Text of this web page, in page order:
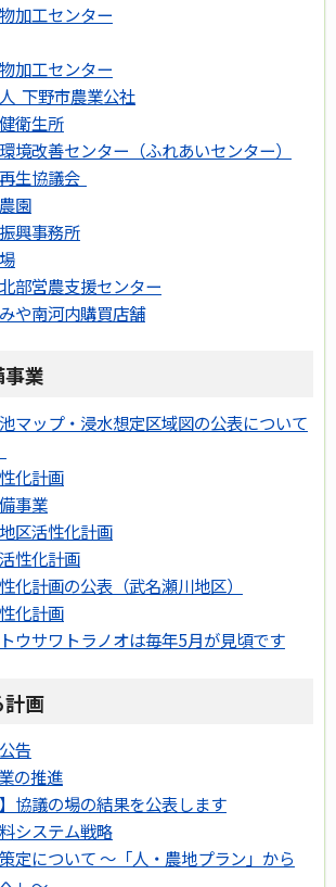
加工センター
加工センター
下野市農業公社
衛生所
境改善センター（ふれあいセンター）
生協議会
園
興事務所
部営農支援センター
や南河内購買店舗
業
マップ・浸水想定区域図の公表について
化計画
事業
区活性化計画
性化計画
化計画の公表（武名瀬川地区）
化計画
ウサワトラノオは毎年5月が見頃です
画
告
の推進
】協議の場の結果を公表します
システム戦略
定について ～「人・農地プラン」から